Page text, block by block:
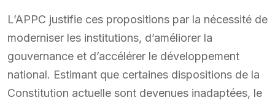
L’APPC justifie ces propositions par la nécessité de
moderniser les institutions, d’améliorer la
gouvernance et d’accélérer le développement
national. Estimant que certaines dispositions de la
Constitution actuelle sont devenues inadaptées, le